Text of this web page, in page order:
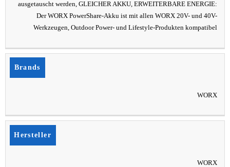
ausgetauscht werden, GLEICHER AKKU, ERWEITERBARE ENERGIE:
Der WORX PowerShare-Akku ist mit allen WORX 20V- und 40V-
Werkzeugen, Outdoor Power- und Lifestyle-Produkten kompatibel
Brands
WORX
Hersteller
WORX